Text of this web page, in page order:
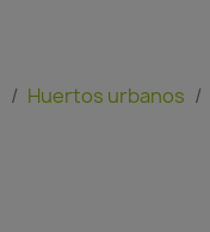
Huertos urbanos